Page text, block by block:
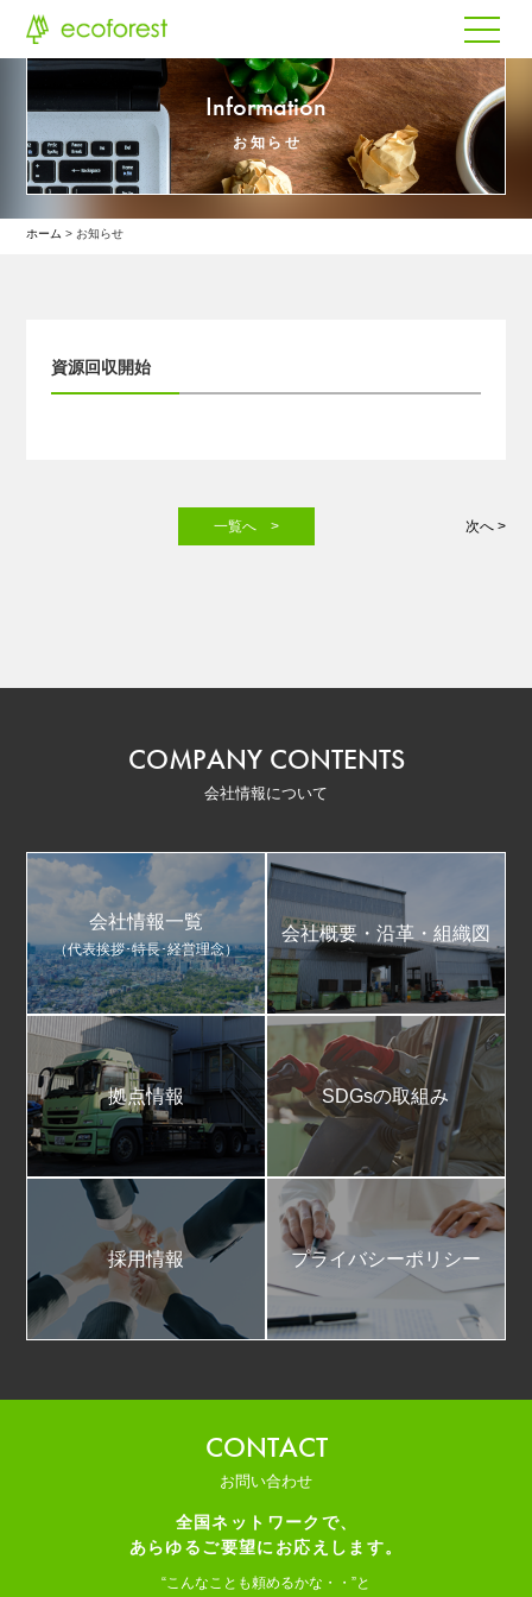
Information
お知らせ
ホーム お知らせ
資源回収開始
一覧へ > 次へ >
COMPANY CONTENTS
会社情報について
会社情報一覧
（代表挨拶･特長･経営理念）
会社概要・沿革・組織図
拠点情報 SDGsの取組み
採用情報 プライバシーポリシー
CONTACT
お問い合わせ
全国ネットワークで、
あらゆるご要望にお応えします。
“こんなことも頼めるかな・・”と